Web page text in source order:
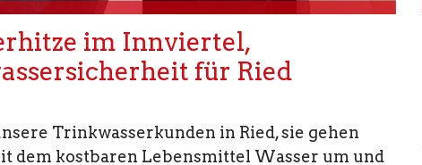
im Innviertel,
für Ried
Trinkwasserkunden in Ried, sie gehen
dem kostbaren Lebensmittel Wasser um und